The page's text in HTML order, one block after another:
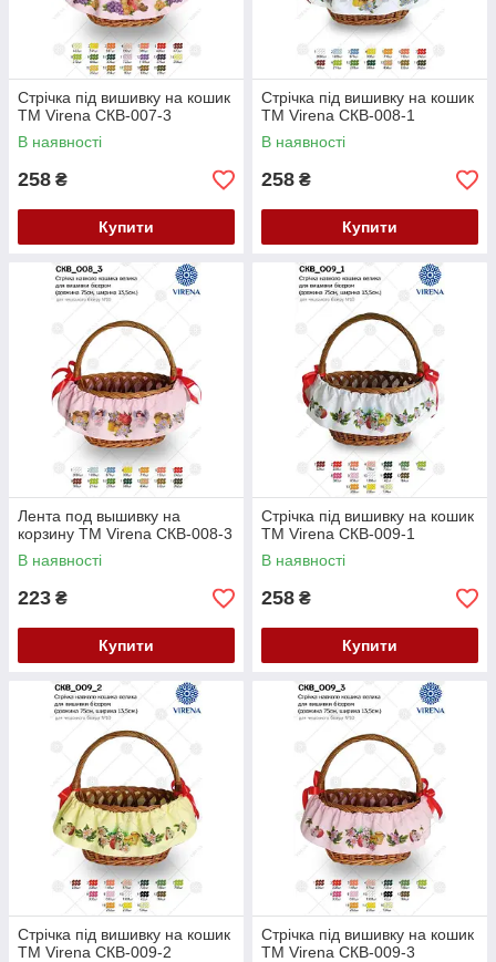
Стрічка під вишивку на кошик
ТМ Virena СКВ-007-3
В наявності
258 ₴
Купити
Стрічка під вишивку на кошик
ТМ Virena СКВ-008-1
В наявності
258 ₴
Купити
Лента под вышивку на
корзину ТМ Virena СКВ-008-3
В наявності
223 ₴
Купити
Стрічка під вишивку на кошик
ТМ Virena СКВ-009-1
В наявності
258 ₴
Купити
Стрічка під вишивку на кошик
ТМ Virena СКВ-009-2
Стрічка під вишивку на кошик
ТМ Virena СКВ-009-3